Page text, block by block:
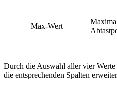
Max-Wert
Durch die Auswahl aller vier
die entsprechenden Spalten